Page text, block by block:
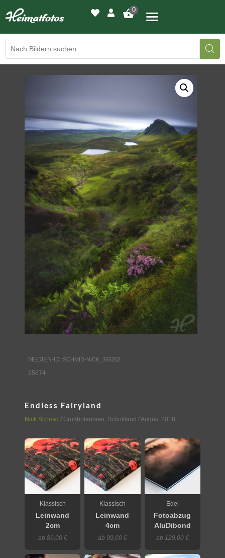
0
LED-LEUCHTBILDER
WIR DRUCKEN IHR BILD
AUSSTELLUNGEN
HEIMATLICHTER
KONTAKT
MEDIEN-ID: SCHMID-NICK_355202
25674
Endless Fairyland
Nick Schmid / Großbritannien, Schottland / August 2018
Klassisch
Leinwand
2cm
ab 89,00 €
Klassisch
Leinwand
4cm
ab 99,00 €
Edel
Fotoabzug
AluDibond
ab 129,00 €